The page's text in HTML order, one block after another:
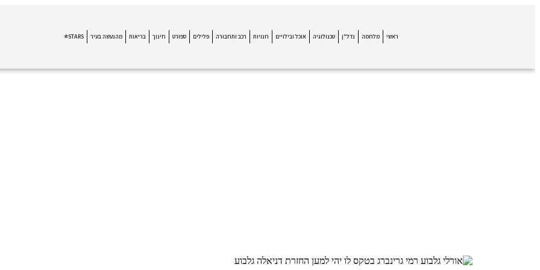
ראשי מלחמה נדל"ן טכנולוגיה אוכל ובילויים חנויות רכב ותחבורה פלילים ספורט חינוך בריאות מהנעשה בעיר STARS⭐